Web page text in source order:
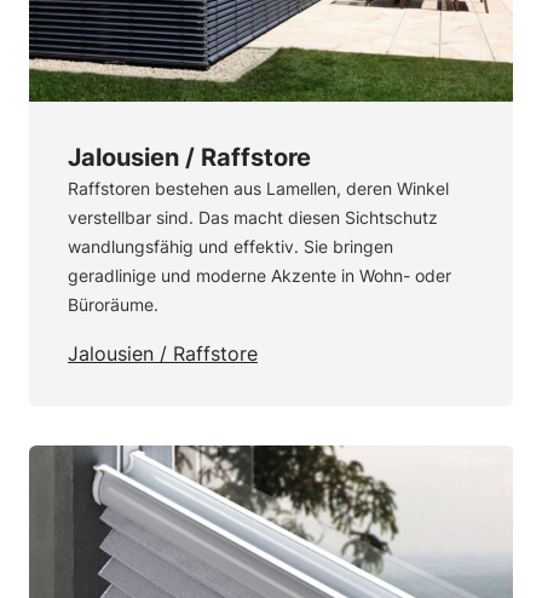
Jalousien / Raffstore
Raffstoren bestehen aus Lamellen, deren Winkel
verstellbar sind. Das macht diesen Sichtschutz
wandlungsfähig und effektiv. Sie bringen
geradlinige und moderne Akzente in Wohn- oder
Büroräume.
Jalousien / Raffstore